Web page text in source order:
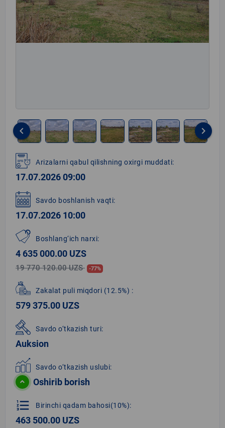
1
of
7
keyboard_arrow_left keyboard_arrow_right
Arizalarni qabul qilishning oxirgi muddati:
17.07.2026 09:00
Savdo boshlanish vaqti:
17.07.2026 10:00
Boshlang‘ich narxi:
4 635 000.00 UZS
19 770 120.00 UZS -77%
Zakalat puli miqdori (12.5%) :
579 375.00 UZS
Savdo o‘tkazish turi:
Auksion
Savdo o‘tkazish uslubi:
Oshirib borish
format_list_numbered Birinchi qadam bahosi(10%):
463 500.00 UZS